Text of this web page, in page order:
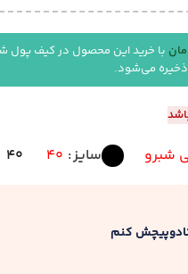
با خرید این محصول در کیف پول
ذخیره می‌شود.
شبرو سایز 40
40
کنم